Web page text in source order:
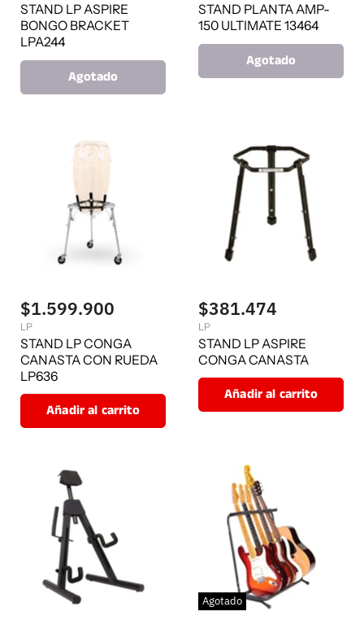
STAND LP ASPIRE
BONGO BRACKET
LPA244
Agotado
STAND PLANTA AMP-
150 ULTIMATE 13464
Agotado
$1.599.900
LP
STAND LP CONGA
CANASTA CON RUEDA
LP636
Añadir al carrito
$381.474
LP
STAND LP ASPIRE
CONGA CANASTA
Añadir al carrito
Agotado